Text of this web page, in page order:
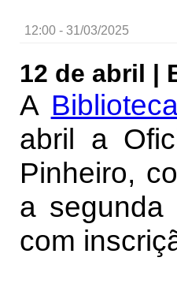
12:00 - 31/03/2025
12 de abril |
A
abril a
Pinheiro,
a segunda
com